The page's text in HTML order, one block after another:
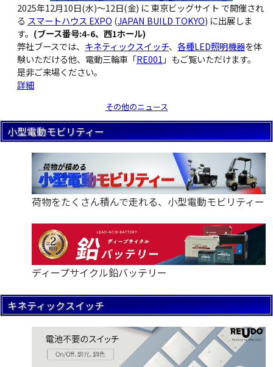
2025年12月10日(水)〜12日(金) に 東京ビッグサイト で開催され
る スマートハウス EXPO (JAPAN BUILD TOKYO) に出展しま
す。 (ブース番号:4-6、西1ホール)
弊社ブースでは、 キネティックスイッチ、 各種LED照明機器を体
験いただける他、電動三輪車「RE001 」もご覧いただけます。
是非ご来場ください。
詳細
その他のニュース
小型電動モビリティー
荷物をたくさん積んで走れる、小型電動モビリティー
ディープサイクル鉛バッテリー
キネティックスイッチ